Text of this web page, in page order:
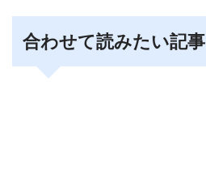
合わせて読みたい記事